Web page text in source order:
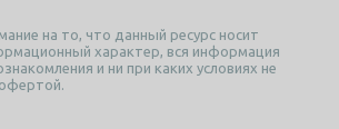
на то, что данный ресурс носит
характер, вся информация
и ни при каких условиях не